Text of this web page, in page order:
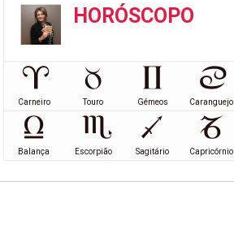
HORÓSCOPO
Carneiro Touro Gémeos Caranguejo
Balança Escorpião Sagitário Capricórnio